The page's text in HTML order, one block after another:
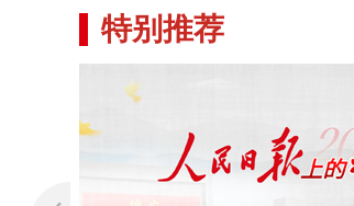
特别推荐